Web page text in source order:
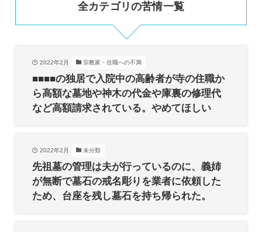
全カテゴリの苦情一覧
2022年2月 宗教家・住職への不満
■■■■の独居で入院中の高齢者が寺の住職か
ら高額な墓地や神木の代金や庫裏の修理代
など高額請求されている。やめてほしい
2022年2月 未分類
先祖墓の管理は夫が行っているのに、義姉
が無断で墓石の戒名彫りを業者に依頼した
ため、台座を残し墓石を持ち帰られた。